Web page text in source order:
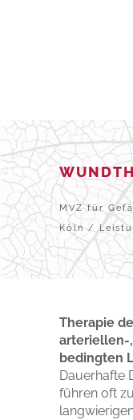
MVZ für
Köln/
Therapie
arteriellen-
bedingten
Dauerhafte
führen oft